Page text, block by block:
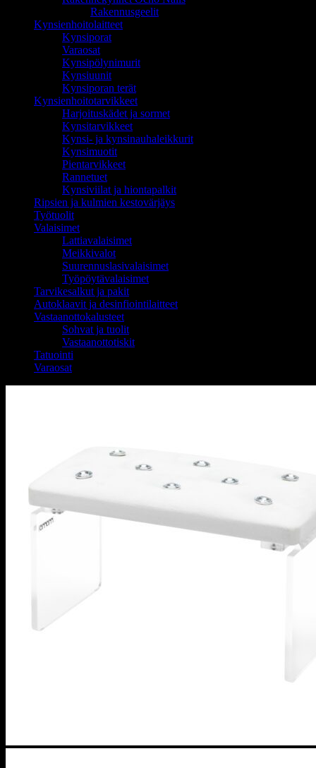
Rakennusgeelit
Kynsienhoitolaitteet
Kynsiporat
Varaosat
Kynsipölynimurit
Kynsiuunit
Kynsiporan terät
Kynsienhoitotarvikkeet
Harjoituskädet ja sormet
Kynsitarvikkeet
Kynsi- ja kynsinauhaleikkurit
Kynsimuotit
Pientarvikkeet
Rannetuet
Kynsiviilat ja hiontapalkit
Ripsien ja kulmien kestovärjäys
Työtuolit
Valaisimet
Lattiavalaisimet
Meikkivalot
Suurennuslasivalaisimet
Työpöytävalaisimet
Tarvikesalkut ja pakit
Autoklaavit ja desinfiointilaitteet
Vastaanottokalusteet
Sohvat ja tuolit
Vastaanottotiskit
Tatuointi
Varaosat